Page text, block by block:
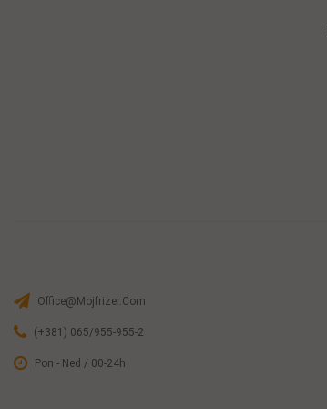
Office@mojfrizer.com
(+381) 065/955-955-2
Pon - Ned / 00-24h